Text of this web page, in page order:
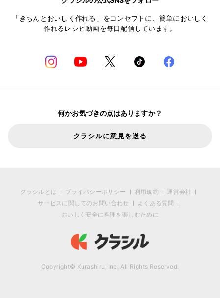
「きちんとおいしく作れる」をコンセプトに、簡単においしく
作れるレシピ動画を毎日配信しています。
何かお気づきの点はありますか？
クラシルに意見を送る
クラシルとは プライバシーポリシー 利用規約
運営会社
サービスに関してのお問い合わせ
よくある質問
おいしく安全に料理を楽しむために
Copyright© Kurashiru, Inc. All Rights Reserved.